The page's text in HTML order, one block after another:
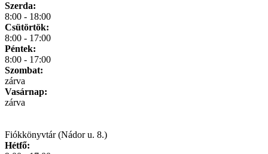
Szerda:
8:00 - 18:00
Csütörtök:
8:00 - 17:00
Péntek:
8:00 - 17:00
Szombat:
zárva
Vasárnap:
zárva
Fiókkönyvtár (Nádor u. 8.)
Hétfő: